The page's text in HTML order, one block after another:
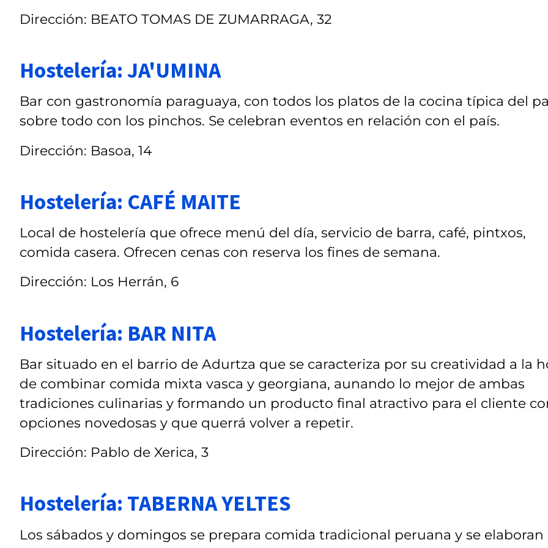
Dirección: BEATO TOMAS DE ZUMARRAGA, 32
Hostelería: JA'UMINA
Bar con gastronomía paraguaya, con todos los platos de la cocina típica del
sobre todo con los pinchos. Se celebran eventos en relación con el país.
Dirección: Basoa, 14
Hostelería: CAFÉ MAITE
Local de hostelería que ofrece menú del día, servicio de barra, café, pintxos,
comida casera. Ofrecen cenas con reserva los fines de semana.
Dirección: Los Herrán, 6
Hostelería: BAR NITA
Bar situado en el barrio de Adurtza que se caracteriza por su creatividad a la
de combinar comida mixta vasca y georgiana, aunando lo mejor de ambas
tradiciones culinarias y formando un producto final atractivo para el cliente
opciones novedosas y que querrá volver a repetir.
Dirección: Pablo de Xerica, 3
Hostelería: TABERNA YELTES
Los sábados y domingos se prepara comida tradicional peruana y se elaboran